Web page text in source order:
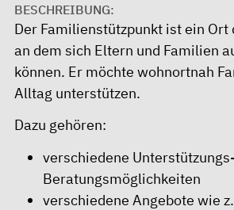
BESCHREIBUNG:
Der Familienstützpunkt ist ein Ort
an dem sich Eltern und Familien
können. Er möchte wohnortnah
Alltag unterstützen.
Dazu gehören:
verschiedene
Beratungsmöglichkeiten
verschiedene Angebote wie